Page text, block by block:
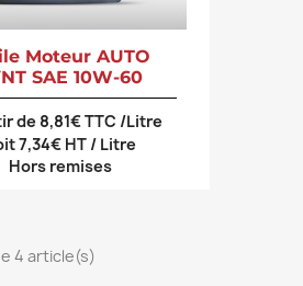
Moteur AUTO
SAE 10W-60
de 8,81€ TTC /Litre
7,34€ HT / Litre
Hors remises
4 article(s)